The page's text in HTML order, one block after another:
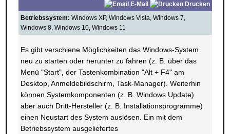
E-Mail
Drucken
Betriebssystem: Windows XP, Windows Vista, Windows 7,
Windows 8, Windows 10, Windows 11
Es gibt verschiene Möglichkeiten das Windows-System
neu zu starten oder herunter zu fahren (z. B. über das
Menü "Start", der Tastenkombination "Alt + F4" am
Desktop, Anmeldebildschirm, Task-Manager). Weiterhin
können Systemkomponenten (z. B. Windows Update)
aber auch Dritt-Hersteller (z. B. Installationsprogramme)
einen Neustart des System auslösen. Ein mit dem
Betriebssystem ausgeliefertes